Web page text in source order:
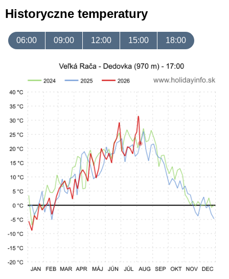
Historyczne temperatury
06:00 09:00 12:00 15:00 18:00